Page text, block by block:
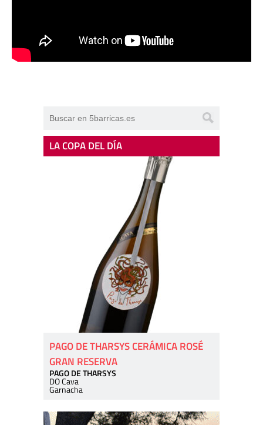
LA COPA DEL DÍA
PAGO DE THARSYS CERÁMICA ROSÉ
GRAN RESERVA
PAGO DE THARSYS
DO Cava
Garnacha